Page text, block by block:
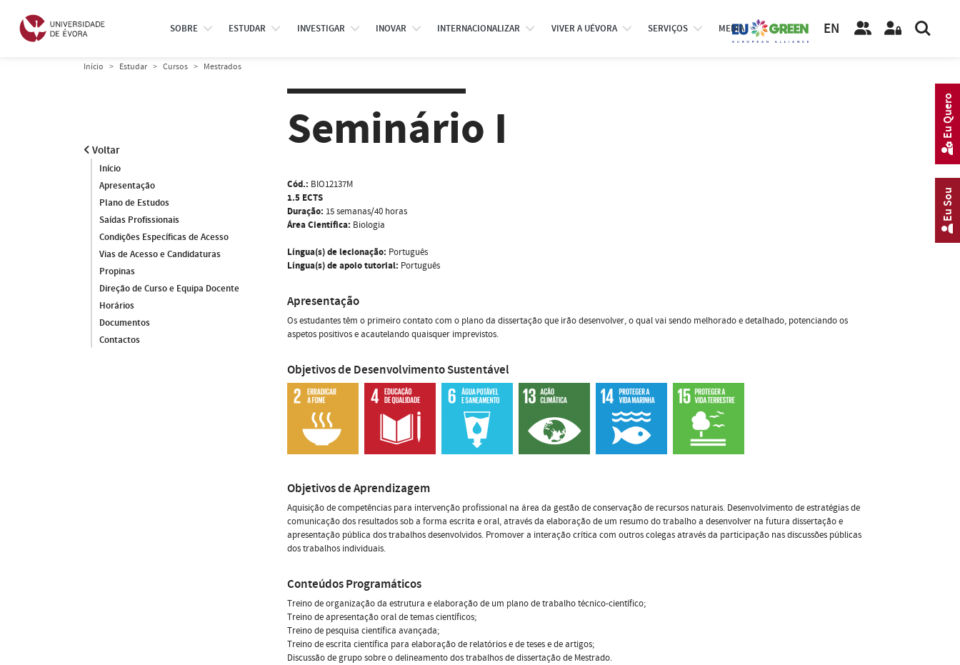
SOBRE ESTUDAR INVESTIGAR INOVAR INTERNACIONALIZAR VIVER A UÉVORA SERVIÇOS MEDIA EN
Início Estudar Cursos Mestrados
Voltar
Início
Apresentação
Plano de Estudos
Saídas Profissionais
Condições Específicas de Acesso
Vias de Acesso e Candidaturas
Propinas
Direção de Curso e Equipa Docente
Horários
Documentos
Contactos
Seminário I
Cód.: BIO12137M
1.5 ECTS
Duração: 15 semanas/40 horas
Área Científica: Biologia
Língua(s) de lecionação: Português
Língua(s) de apoio tutorial: Português
Apresentação
Os estudantes têm o primeiro contato com o plano da dissertação que irão desenvolver, o qual vai sendo melhorado e detalhado, potenciando os
aspetos positivos e acautelando quaisquer imprevistos.
Objetivos de Desenvolvimento Sustentável
Objetivos de Aprendizagem
Aquisição de competências para intervenção profissional na área da gestão de conservação de recursos naturais. Desenvolvimento de estratégias de
comunicação dos resultados sob a forma escrita e oral, através da elaboração de um resumo do trabalho a desenvolver na futura dissertação e
apresentação pública dos trabalhos desenvolvidos. Promover a interação crítica com outros colegas através da participação nas discussões públicas
dos trabalhos individuais.
Conteúdos Programáticos
Treino de organização da estrutura e elaboração de um plano de trabalho técnico-científico;
Treino de apresentação oral de temas científicos;
Treino de pesquisa científica avançada;
Treino de escrita científica para elaboração de relatórios e de teses e de artigos;
Discussão de grupo sobre o delineamento dos trabalhos de dissertação de Mestrado.
Eu Sou
Eu Quero